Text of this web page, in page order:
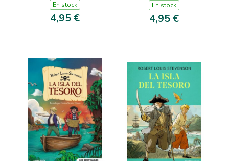
En stock
4,95 €
En stock
4,95 €